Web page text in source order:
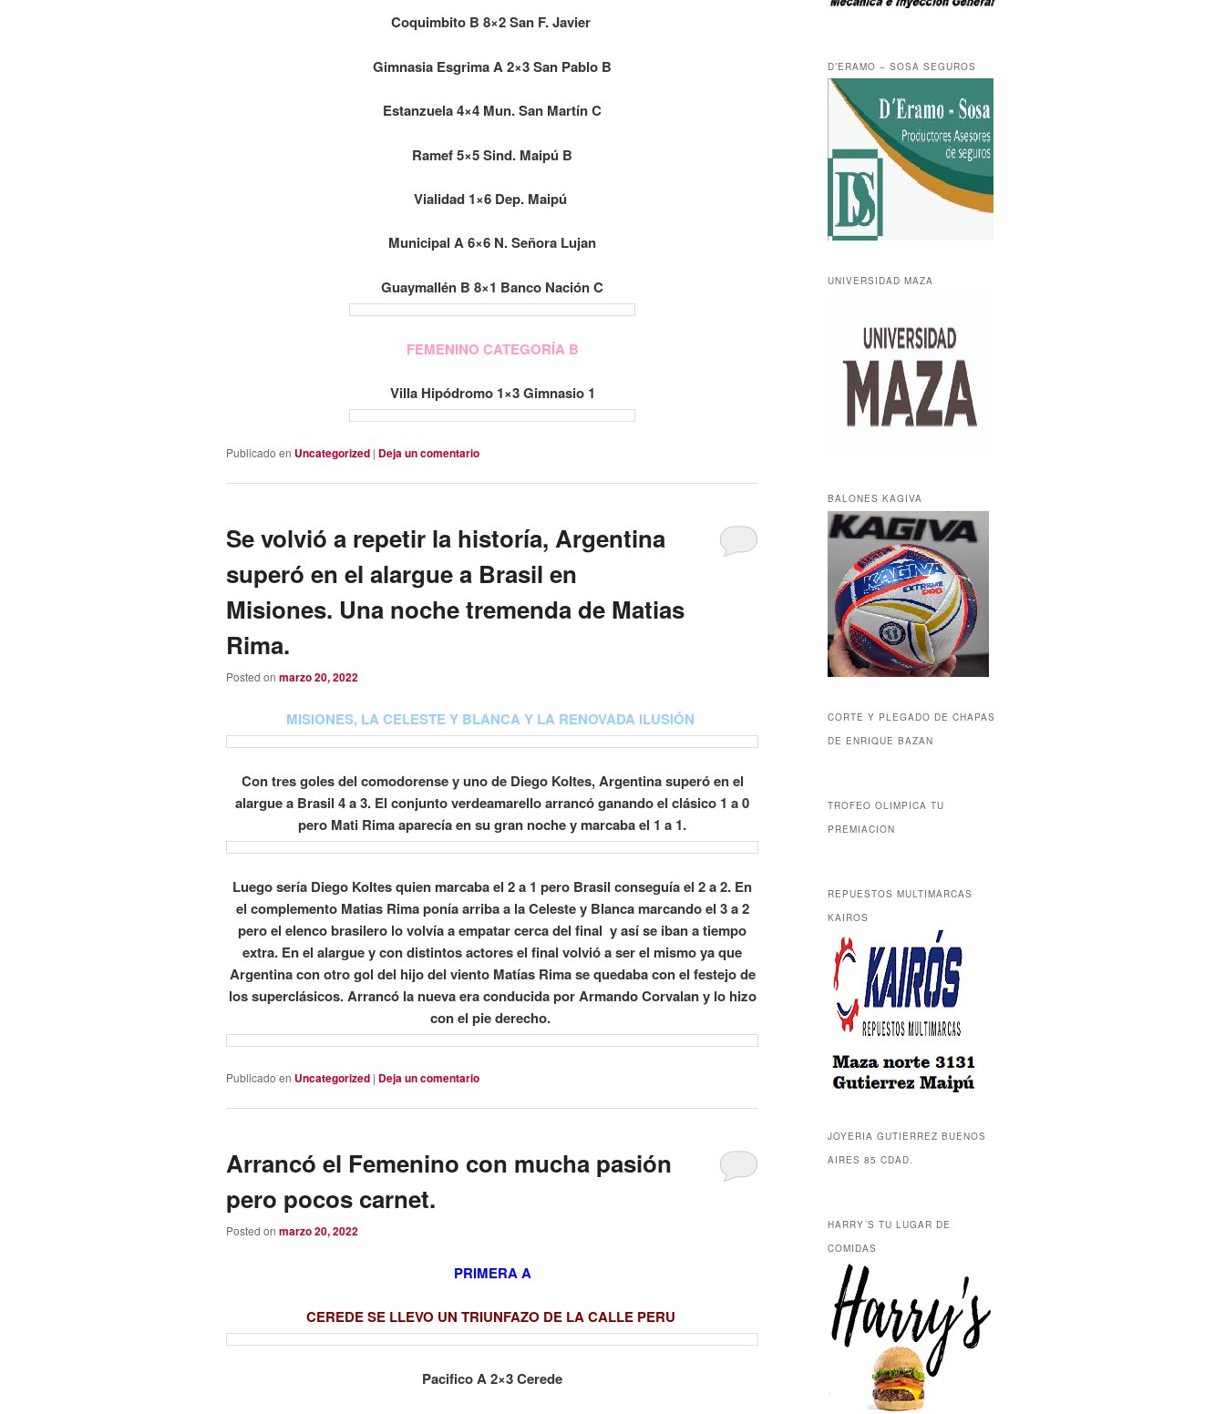
Coquimbito B 8×2 San F. Javier
Gimnasia Esgrima A 2×3 San Pablo B
Estanzuela 4×4 Mun. San Martín C
Ramef 5×5 Sind. Maipú B
Vialidad 1×6 Dep. Maipú
Municipal A 6×6 N. Señora Lujan
Guaymallén B 8×1 Banco Nación C
FEMENINO CATEGORÍA B
Villa Hipódromo 1×3 Gimnasio 1
Publicado en Uncategorized | Deja un comentario
Se volvió a repetir la historía, Argentina
superó en el alargue a Brasil en
Misiones. Una noche tremenda de Matias
Rima.
Posted on marzo 20, 2022
MISIONES, LA CELESTE Y BLANCA Y LA RENOVADA ILUSIÓN
Con tres goles del comodorense y uno de Diego Koltes, Argentina superó en el
alargue a Brasil 4 a 3. El conjunto verdeamarello arrancó ganando el clásico 1 a 0
pero Mati Rima aparecía en su gran noche y marcaba el 1 a 1.
Luego sería Diego Koltes quien marcaba el 2 a 1 pero Brasil conseguía el 2 a 2. En
el complemento Matias Rima ponía arriba a la Celeste y Blanca marcando el 3 a 2
pero el elenco brasilero lo volvía a empatar cerca del final y así se iban a tiempo
extra. En el alargue y con distintos actores el final volvió a ser el mismo ya que
Argentina con otro gol del hijo del viento Matías Rima se quedaba con el festejo de
los superclásicos. Arrancó la nueva era conducida por Armando Corvalan y lo hizo
con el pie derecho.
Publicado en Uncategorized | Deja un comentario
Arrancó el Femenino con mucha pasión
pero pocos carnet.
Posted on marzo 20, 2022
PRIMERA A
CEREDE SE LLEVO UN TRIUNFAZO DE LA CALLE PERU
Pacifico A 2×3 Cerede
D’ERAMO – SOSA SEGUROS
UNIVERSIDAD MAZA
BALONES KAGIVA
CORTE Y PLEGADO DE CHAPAS
DE ENRIQUE BAZAN
TROFEO OLIMPICA TU
PREMIACION
REPUESTOS MULTIMARCAS
KAIROS
JOYERIA GUTIERREZ BUENOS
AIRES 85 CDAD.
HARRY´S TU LUGAR DE
COMIDAS